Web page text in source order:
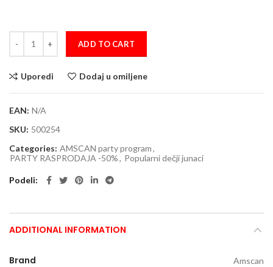
ADD TO CART
Uporedi Dodaj u omiljene
EAN: N/A
SKU: 500254
Categories: AMSCAN party program,
PARTY RASPRODAJA -50%, Popularni dečji junaci
Podeli
ADDITIONAL INFORMATION
Brand Amscan